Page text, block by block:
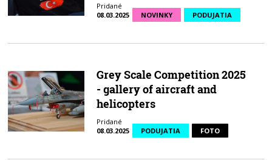
Pridané
08.03.2025
NOVINKY PODUJATIA
Grey Scale Competition 2025
- gallery of aircraft and
helicopters
Pridané
08.03.2025
PODUJATIA FOTO